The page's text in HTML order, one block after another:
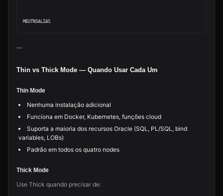
MEUTNS
—
Thin vs Thick Mode — Quando Usar Cada Um
Thin Mode
Nenhuma instalação adicional
Funciona em Docker, Kubernetes, funções cloud
Suporta a maioria dos recursos Oracle (SQL, PL/SQL, bind
variables, LOBs)
Padrão em todos os quatro nodes
Thick Mode
Use Thick quando precisar de: